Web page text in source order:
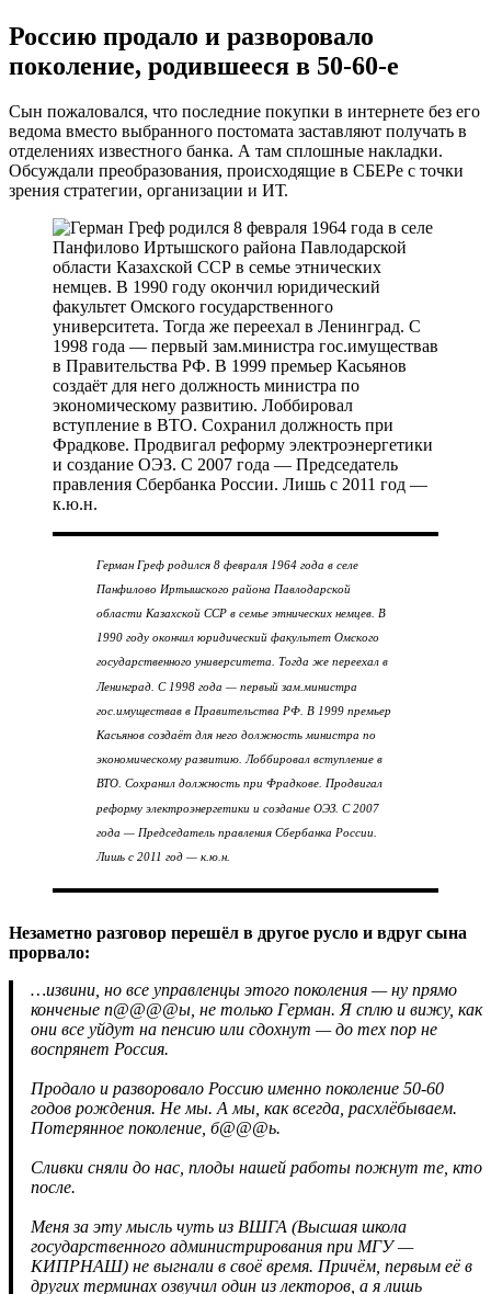
Россию продало и разворовало
поколение, родившееся в 50-60-е
Сын пожаловался, что последние покупки в интернете без его
ведома вместо выбранного постомата заставляют получать в
отделениях известного банка. А там сплошные накладки.
Обсуждали преобразования, происходящие в СБЕРе с точки
зрения стратегии, организации и ИТ.
Герман Греф родился 8 февраля 1964 года в селе
Панфилово Иртышского района Павлодарской
области Казахской ССР в семье этнических немцев. В
1990 году окончил юридический факультет Омского
государственного университета. Тогда же переехал в
Ленинград. С 1998 года — первый зам.министра
гос.имуществав в Правительства РФ. В 1999 премьер
Касьянов создаёт для него должность министра по
экономическому развитию. Лоббировал вступление в
ВТО. Сохранил должность при Фрадкове. Продвигал
реформу электроэнергетики и создание ОЭЗ. С 2007
года — Председатель правления Сбербанка России.
Лишь с 2011 год — к.ю.н.
Незаметно разговор перешёл в другое русло и вдруг сына
прорвало:
…извини, но все управленцы этого поколения — ну прямо
конченые п@@@@ы, не только Герман. Я сплю и вижу, как
они все уйдут на пенсию или сдохнут — до тех пор не
воспрянет Россия.
Продало и разворовало Россию именно поколение 50-60
годов рождения. Не мы. А мы, как всегда, расхлёбываем.
Потерянное поколение, б@@@ь.
Сливки сняли до нас, плоды нашей работы пожнут те, кто
после.
Меня за эту мысль чуть из ВШГА (Высшая школа
государственного администрирования при МГУ —
КИПРНАШ) не выгнали в своё время. Причём, первым её в
других терминах озвучил один из лекторов, а я лишь